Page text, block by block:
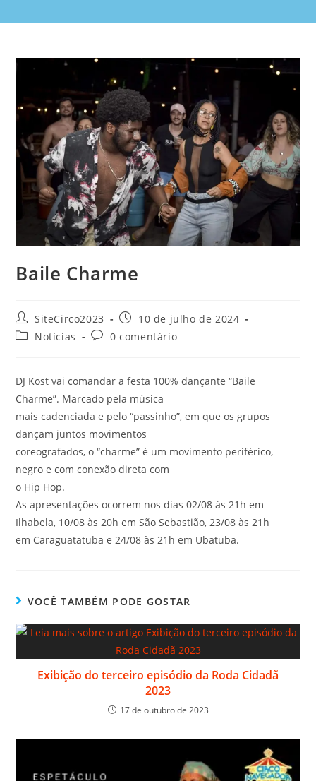
Baile Charme
SiteCirco2023
10 de julho de 2024
Notícias
0 comentário
DJ Kost vai comandar a festa 100% dançante “Baile
Charme”. Marcado pela música
mais cadenciada e pelo “passinho”, em que os grupos
dançam juntos movimentos
coreografados, o “charme” é um movimento periférico,
negro e com conexão direta com
o Hip Hop.
As apresentações ocorrem nos dias 02/08 às 21h em
Ilhabela, 10/08 às 20h em São Sebastião, 23/08 às 21h
em Caraguatatuba e 24/08 às 21h em Ubatuba.
VOCÊ TAMBÉM PODE GOSTAR
Exibição do terceiro episódio da Roda Cidadã
2023
17 de outubro de 2023